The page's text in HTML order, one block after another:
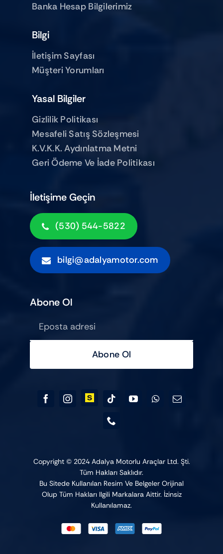
Banka Hesap Bilgilerimiz
İletişime Geçin
(530) 544-5822
bilgi@adalyamotor.com
Bilgi
İletişim Sayfası
Müşteri Yorumları
Yasal Bilgiler
Gizlilik Politikası
Mesafeli Satış Sözleşmesi
K.V.K.K. Aydınlatma Metni
Geri Ödeme Ve İade Politikası
Abone Ol
Abone Ol
Copyright © 2024 Adalya Motorlu Araçlar Ltd. Şti.
Tüm Hakları Saklıdır.
Bu Sitede Kullanılan Resim Ve Belgeler Orijinal
Olup Tüm Hakları Ilgili Markalara Aittir. İzinsiz
Kullanılamaz.